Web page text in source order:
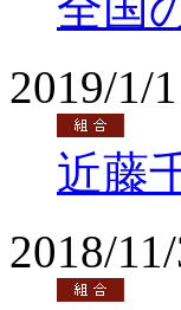
2019/1/1
近藤
2018/